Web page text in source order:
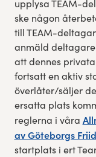
upplysa TEAM-
ske någon
till TEAM-
anmäld
att dennes
fortsatt en aktiv
överlåter/säljer
ersatta plats
reglerna i våra
av Göteborgs
startplats i ert